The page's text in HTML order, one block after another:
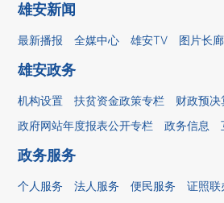
雄安新闻
最新播报 全媒中心 雄安TV 图片长廊
雄安政务
机构设置 扶贫资金政策专栏
财政预
政府网站年度报表公开专栏
政务信息
政务服务
个人服务 法人服务 便民服务 证照联